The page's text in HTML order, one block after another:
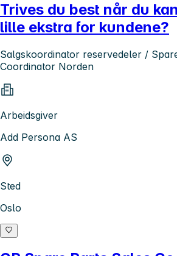
Trives du best når du
lille ekstra for kundene?
Salgskoordinator reservedeler /
Coordinator Norden
Arbeidsgiver
Add Persona AS
Sted
Oslo